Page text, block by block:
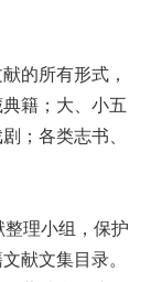
的所有形式，
籍；大、小五
；各类志书、
整理小组，保护
献文集目录。